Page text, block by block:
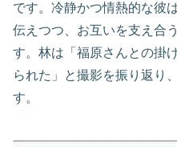
です。冷静かつ情熱的な彼
伝えつつ、お互いを支え合
す。林は「福原さんとの掛
られた」と撮影を振り返り
す。